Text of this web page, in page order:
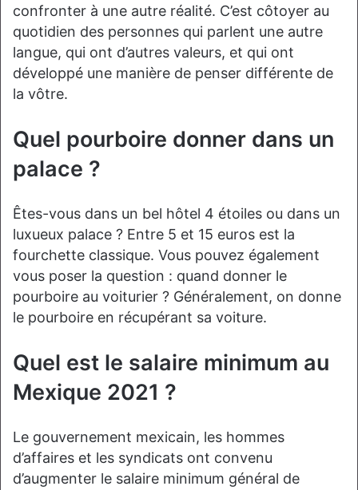
confronter à une autre réalité. C’est côtoyer au
quotidien des personnes qui parlent une autre
langue, qui ont d’autres valeurs, et qui ont
développé une manière de penser différente de
la vôtre.
Quel pourboire donner dans un
palace ?
Êtes-vous dans un bel hôtel 4 étoiles ou dans un
luxueux palace ? Entre 5 et 15 euros est la
fourchette classique. Vous pouvez également
vous poser la question : quand donner le
pourboire au voiturier ? Généralement, on donne
le pourboire en récupérant sa voiture.
Quel est le salaire minimum au
Mexique 2021 ?
Le gouvernement mexicain, les hommes
d’affaires et les syndicats ont convenu
d’augmenter le salaire minimum général de